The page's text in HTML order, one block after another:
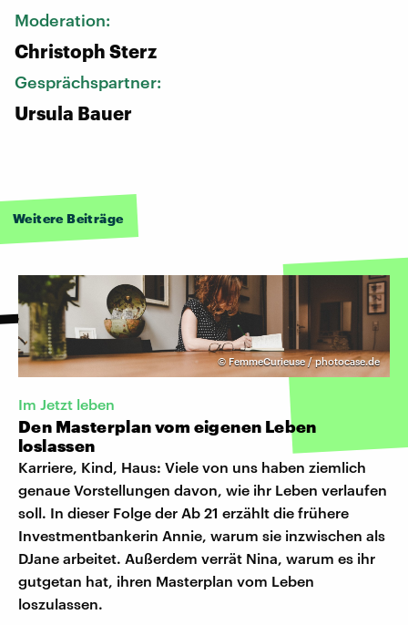
Moderation:
Christoph Sterz
Gesprächspartner:
Ursula Bauer
Weitere Beiträge
© FemmeCurieuse / photocase.de
Im Jetzt leben
Den Masterplan vom eigenen Leben
loslassen
Karriere, Kind, Haus: Viele von uns haben ziemlich
genaue Vorstellungen davon, wie ihr Leben verlaufen
soll. In dieser Folge der Ab 21 erzählt die frühere
Investmentbankerin Annie, warum sie inzwischen als
DJane arbeitet. Außerdem verrät Nina, warum es ihr
gutgetan hat, ihren Masterplan vom Leben
loszulassen.